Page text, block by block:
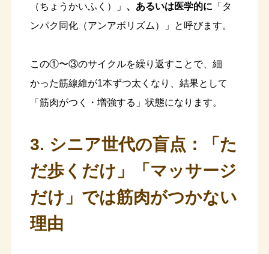
（ちょうかいふく）」 、あるいは医学的に 「タ
ンパク同化（アンアボリズム）」と呼びます。
この①〜③のサイクルを繰り返すことで、細
かった筋線維が1本ずつ太くなり、結果として
「筋肉がつく・増強する」状態になります。
3. シニア世代の盲点：「た
だ歩くだけ」「マッサージ
だけ」では筋肉がつかない
理由